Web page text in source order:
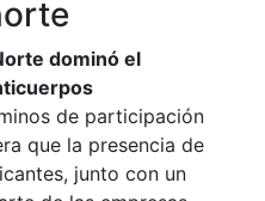
dominó el
de participación
que la presencia de
junto con un